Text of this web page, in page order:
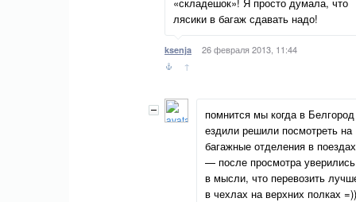
лясики в багаж сдавать надо!
ksenja
26 февраля 2013, 11:44
↑
помнится мы когда в Белгород
ездили решили посмотреть на
багажные отделения в поездах
— после просмотра уверились
в мысли, что перевозить
в чехлах на верхних полках